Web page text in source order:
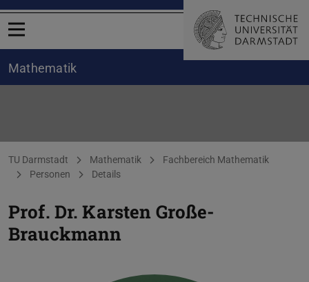
Menü öffnen
Mathematik
Sie befinden sich hier:
TU Darmstadt Mathematik
Fachbereich Mathematik
Personen
Details
Prof. Dr. Karsten Große-
Brauckmann